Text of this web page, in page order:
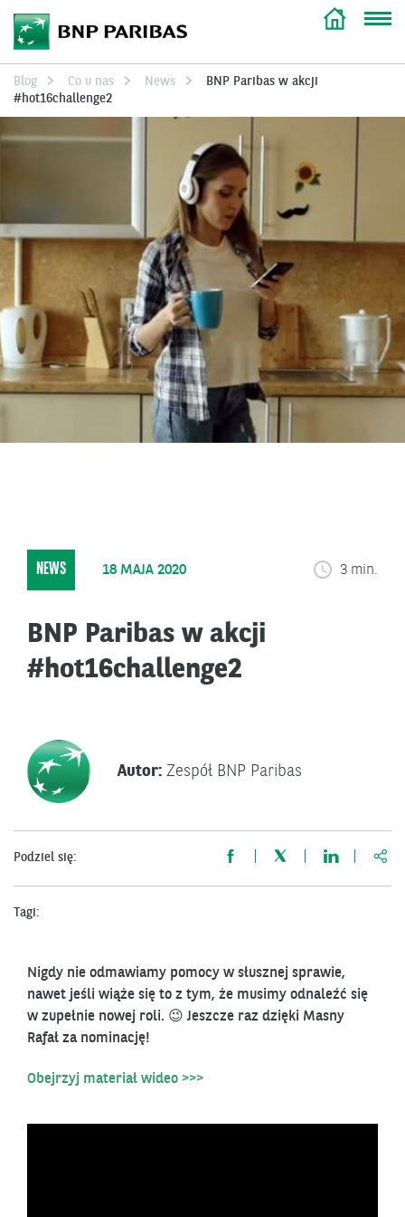
Blog Co u nas News
BNP Paribas w akcji
#hot16challenge2
NEWS 18 MAJA 2020 3 min.
BNP Paribas w akcji
#hot16challenge2
Autor: Zespół BNP Paribas
Tagi:
Podziel się:
Nigdy nie odmawiamy pomocy w słusznej sprawie,
nawet jeśli wiąże się to z tym, że musimy odnaleźć się
w zupełnie nowej roli. 😉 Jeszcze raz dzięki Masny
Rafał za nominację!
Obejrzyj materiał wideo >>>